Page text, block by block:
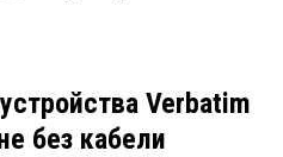
Verbatim
без кабели